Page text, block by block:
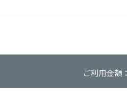
ご利用金額：